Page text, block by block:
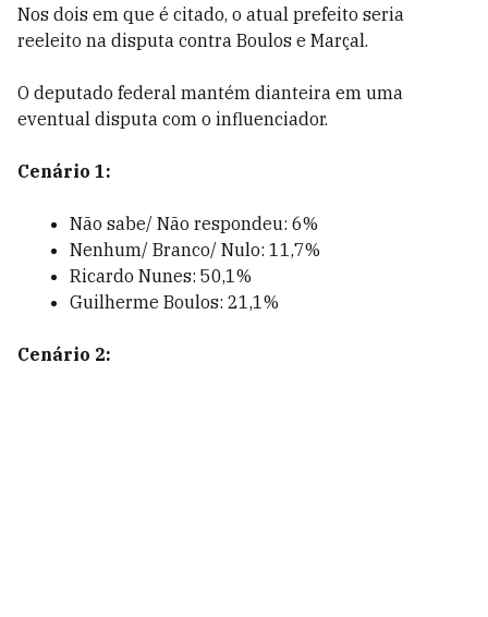
Nos dois em que é citado, o atual prefeito seria
reeleito na disputa contra Boulos e Marçal.
O deputado federal mantém dianteira em uma
eventual disputa com o influenciador.
Cenário 1:
Não sabe/ Não respondeu: 6%
Nenhum/ Branco/ Nulo: 11,7%
Ricardo Nunes: 50,1%
Guilherme Boulos: 21,1%
Cenário 2: